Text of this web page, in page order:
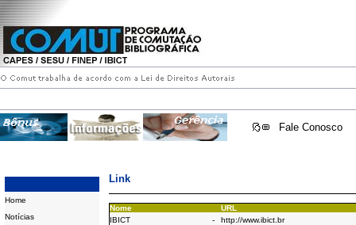
Fale Conosco
Home
Notícias
Link
Nome
URL
IBICT
-
http://www.ibict.br